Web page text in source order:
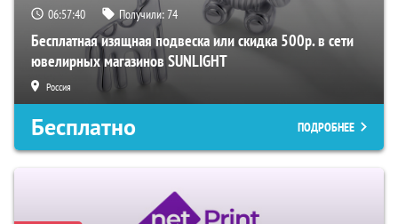
06:57:39 Получили:74
Бесплатная изящная подвеска или скидка 500р. в сети
ювелирных магазинов SUNLIGHT
Россия
Бесплатно ПОДРОБНЕЕ